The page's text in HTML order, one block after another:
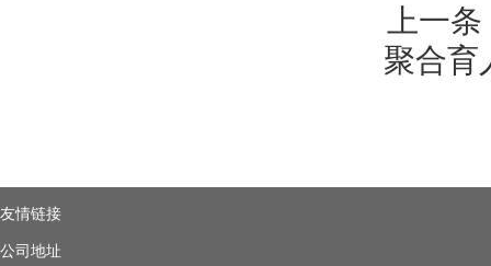
上一
聚合育
友情链接
公司地址